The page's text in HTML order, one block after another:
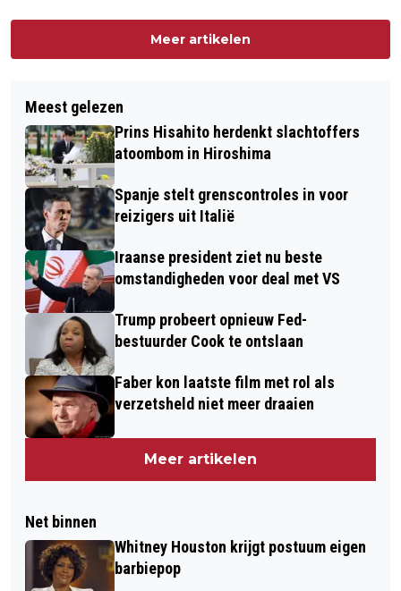
Meer artikelen
Meest gelezen
Prins Hisahito herdenkt slachtoffers
atoombom in Hiroshima
Spanje stelt grenscontroles in voor
reizigers uit Italië
Iraanse president ziet nu beste
omstandigheden voor deal met VS
Trump probeert opnieuw Fed-
bestuurder Cook te ontslaan
Faber kon laatste film met rol als
verzetsheld niet meer draaien
Meer artikelen
Net binnen
Whitney Houston krijgt postuum eigen
barbiepop